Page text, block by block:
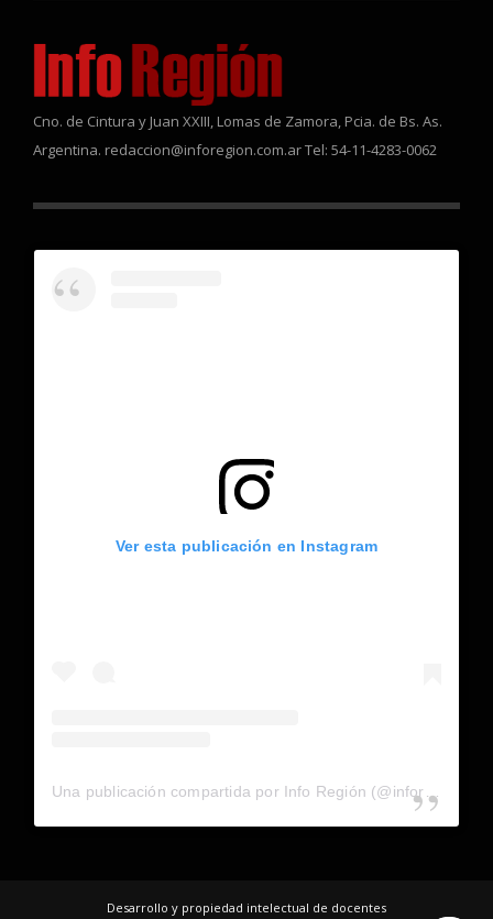
Cno. de Cintura y Juan XXIII, Lomas de Zamora, Pcia. de Bs. As.
Argentina. redaccion@inforegion.com.ar Tel: 54-11-4283-0062
Ver esta publicación en Instagram
Una publicación compartida por Info Región (@inforegion_redes)
Desarrollo y propiedad intelectual de docentes